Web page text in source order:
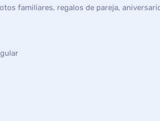
familiares, regalos de pareja,